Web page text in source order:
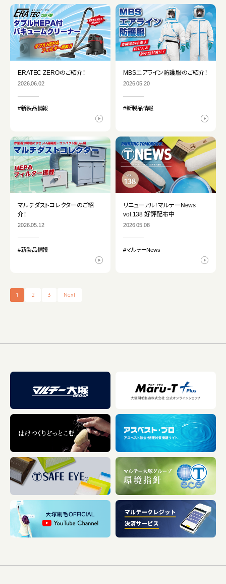
ERATEC ZEROのご紹介！
2026.06.02
#新製品情報
MBSエアライン防護服のご紹介！
2026.05.20
#新製品情報
マルチダストコレクターのご紹
介！
2026.05.12
#新製品情報
リニューアル！マルテーNews
vol.138 好評配布中
2026.05.08
#マルテーNews
1 2 3 Next